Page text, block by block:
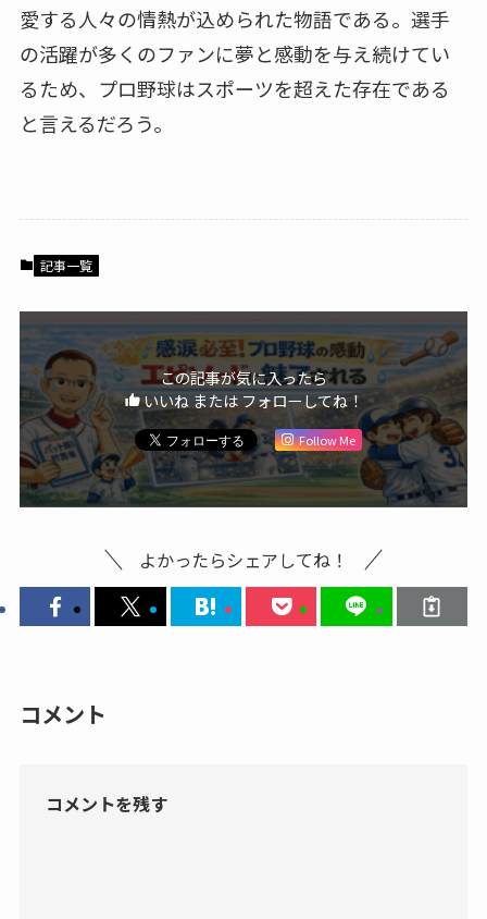
愛する人々の情熱が込められた物語である。選手
の活躍が多くのファンに夢と感動を与え続けてい
るため、プロ野球はスポーツを超えた存在である
と言えるだろう。
記事一覧
この記事が気に入ったら
いいね または フォローしてね！
Follow Me
よかったらシェアしてね！
コメント
コメントを残す